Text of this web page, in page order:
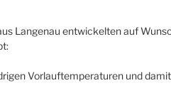
Langenau entwickelten auf
Vorlauftemperaturen und